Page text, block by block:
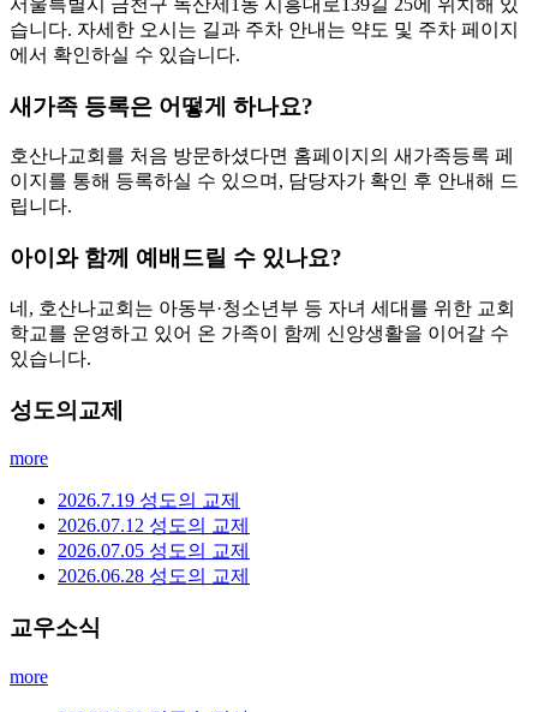
호산나교회 - 서울 금천구 독산동 교회
호산나교회는 서울특별시 금천구 독산동에 위치한 기독교대
해 아동부·청년부 등 전 세대를 위한 예배와 다양한 신앙 프로
그램을 운영하고 있습니다.
주일 대예배
주일설교
임마누엘
2026.08.04. 설교자: 담임목사
예배시간
약도 및 주차